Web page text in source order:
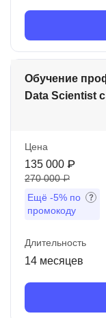
Обучение
Data Scientist
Цена
135 000 ₽
270 000 ₽
Ещё -5% по
промокоду
Длительность
14 месяцев